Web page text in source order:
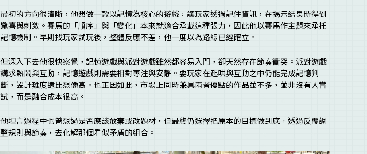
最初的方向很清晰，他想做一款以記憶為核心的遊戲，讓玩家透過記住資訊，在揭示結果時得到
驚喜與刺激。賽馬的「順序」與「變化」本來就適合承載這種張力，因此他以賽馬作主題來承托
記憶機制。早期找玩家試玩後，整體反應不差，他一度以為路線已經確立。
但深入下去他很快察覺，記憶遊戲與派對遊戲雖然都容易入門，卻天然存在節奏衝突。派對遊戲
講求熱鬧與互動，記憶遊戲則需要相對專注與安靜。要玩家在起哄與互動之中仍能完成記憶判
斷，設計難度遠比想像高。也正因如此，市場上同時兼具兩者優點的作品並不多，並非沒有人嘗
試，而是融合成本很高。
他坦言過程中也曾想過是否應該放棄或改題材，但最終仍選擇把原本的目標做到底，透過反覆調
整規則與節奏，去化解那個看似矛盾的組合。